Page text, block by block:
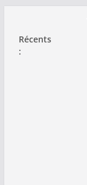
contenu
Récents
: